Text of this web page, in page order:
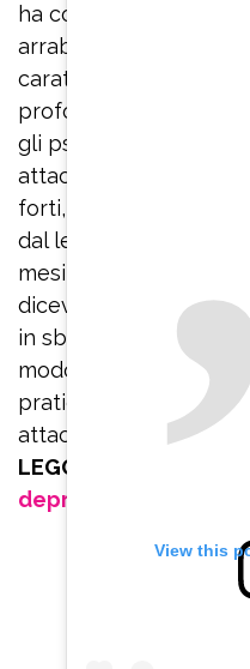
ha confidato – Se ho
arrabbiarmi per
caratterino non molto
profondamente.
gli psicofarmaci,
attacchi di panico
forti, ero
dal letto e ad uscire
mesi rinchiusa in
dicevano: ‘Respira’.
in sbatti. Invece
modo corretto. Quindi
praticate Hatha yoga
attacchi di panico che
LEGGI ANCHE:
depressione: “Sono
View this